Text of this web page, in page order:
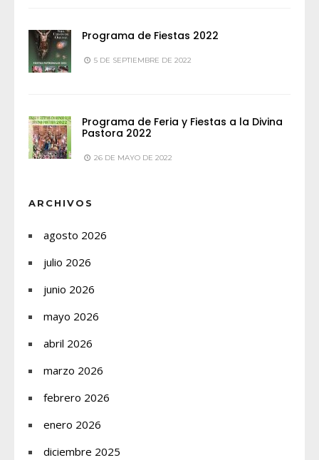
Programa de Fiestas 2022
5 DE SEPTIEMBRE DE 2022
Programa de Feria y Fiestas a la Divina
Pastora 2022
26 DE MAYO DE 2022
ARCHIVOS
agosto 2026
julio 2026
junio 2026
mayo 2026
abril 2026
marzo 2026
febrero 2026
enero 2026
diciembre 2025